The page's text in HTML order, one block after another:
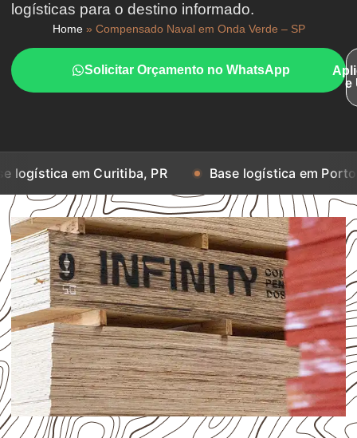
logísticas para o destino informado.
Home» Compensado Naval em Onda Verde – SP
Solicitar Orçamento no WhatsApp
e
em Curitiba, PR Base logística em Porto Alegre,